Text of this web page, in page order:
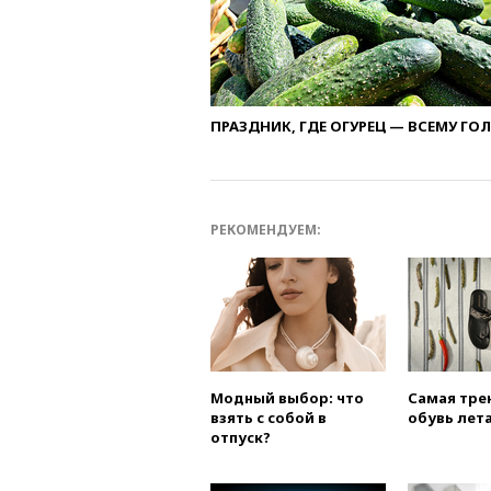
ПРАЗДНИК, ГДЕ ОГУРЕЦ — ВСЕМУ
РЕКОМЕНДУЕМ:
Модный выбор: что
взять с собой в
отпуск?
Самая
обувь